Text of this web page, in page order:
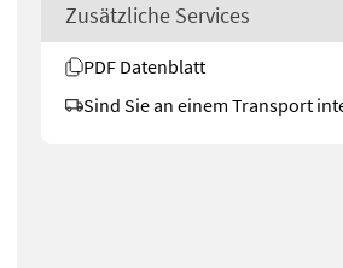
Zusätzliche Services
PDF Datenblatt
Sind Sie an einem Transport